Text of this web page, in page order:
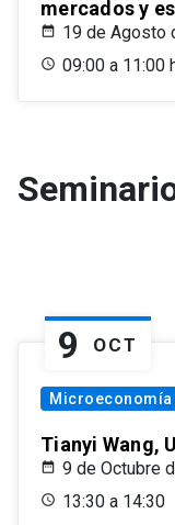
mercados y
19 de Agosto
09:00 a 11:00
9 OCT
Microeconomía
Tianyi Wang,
9 de Octubre
13:30 a 14:30